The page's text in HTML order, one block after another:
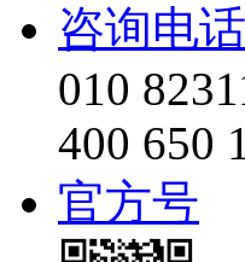
咨询电话
010
400 650
官方号